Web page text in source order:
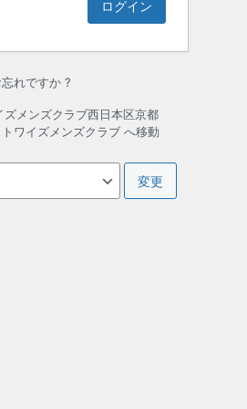
れですか ?
メンズクラブ西日本区京都
ワイズメンズクラブ へ移動